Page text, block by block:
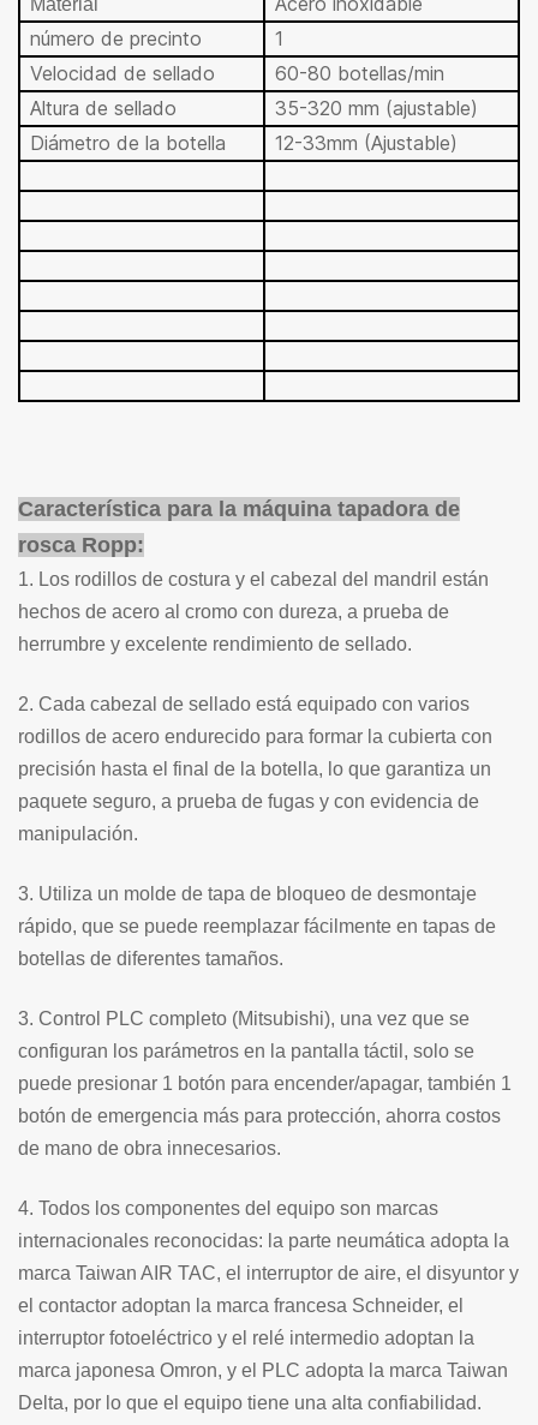
número de precinto
1
Velocidad de sellado
60-80 botellas/min
Altura de sellado
35-320 mm (ajustable)
Diámetro de la botella
12-33mm (Ajustable)
Característica para la máquina tapadora de
rosca Ropp:
1. Los rodillos de costura y el cabezal del mandril están
hechos de acero al cromo con dureza, a prueba de
herrumbre y excelente rendimiento de sellado.
2. Cada cabezal de sellado está equipado con varios
rodillos de acero endurecido para formar la cubierta con
precisión hasta el final de la botella, lo que garantiza un
paquete seguro, a prueba de fugas y con evidencia de
manipulación.
3. Utiliza un molde de tapa de bloqueo de desmontaje
rápido, que se puede reemplazar fácilmente en tapas de
botellas de diferentes tamaños.
3. Control PLC completo (Mitsubishi), una vez que se
configuran los parámetros en la pantalla táctil, solo se
puede presionar 1 botón para encender/apagar, también 1
botón de emergencia más para protección, ahorra costos
de mano de obra innecesarios.
4. Todos los componentes del equipo son marcas
internacionales reconocidas: la parte neumática adopta la
marca Taiwan AIR TAC, el interruptor de aire, el disyuntor y
el contactor adoptan la marca francesa Schneider, el
interruptor fotoeléctrico y el relé intermedio adoptan la
marca japonesa Omron, y el PLC adopta la marca Taiwan
Delta, por lo que el equipo tiene una alta confiabilidad.